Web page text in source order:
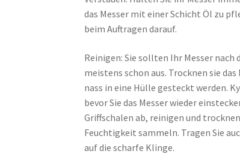
das Messer mit einer Schicht Öl zu
beim Auftragen darauf.
Reinigen: Sie sollten Ihr Messer
meistens schon aus. Trocknen sie
nass in eine Hülle gesteckt werden.
bevor Sie das Messer wieder
Griffschalen ab, reinigen und
Feuchtigkeit sammeln. Tragen Sie
auf die scharfe Klinge.